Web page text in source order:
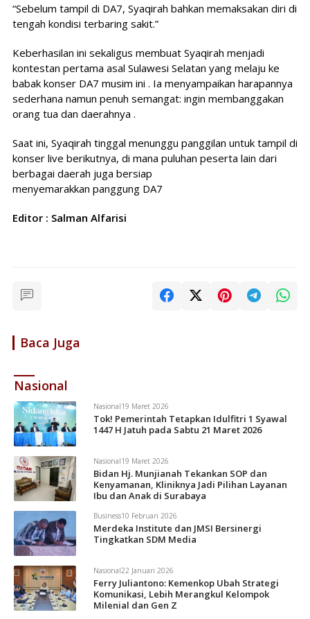
“Sebelum tampil di DA7, Syaqirah bahkan memaksakan diri di
tengah kondisi terbaring sakit.”
Keberhasilan ini sekaligus membuat Syaqirah menjadi
kontestan pertama asal Sulawesi Selatan yang melaju ke
babak konser DA7 musim ini . Ia menyampaikan harapannya
sederhana namun penuh semangat: ingin membanggakan
orang tua dan daerahnya .
Saat ini, Syaqirah tinggal menunggu panggilan untuk tampil di
konser live berikutnya, di mana puluhan peserta lain dari
berbagai daerah juga bersiap
menyemarakkan panggung DA7
Editor : Salman Alfarisi
Baca Juga
Nasional
Nasional19 Maret 2026
Tok! Pemerintah Tetapkan Idulfitri 1 Syawal
1447 H Jatuh pada Sabtu 21 Maret 2026
Nasional19 Maret 2026
Bidan Hj. Munjianah Tekankan SOP dan
Kenyamanan, Kliniknya Jadi Pilihan Layanan
Ibu dan Anak di Surabaya
Business10 Februari 2026
Merdeka Institute dan JMSI Bersinergi
Tingkatkan SDM Media
Nasional22 Januari 2026
Ferry Juliantono: Kemenkop Ubah Strategi
Komunikasi, Lebih Merangkul Kelompok
Milenial dan Gen Z